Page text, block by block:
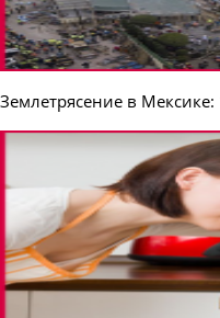
Землетрясение в Мексике: